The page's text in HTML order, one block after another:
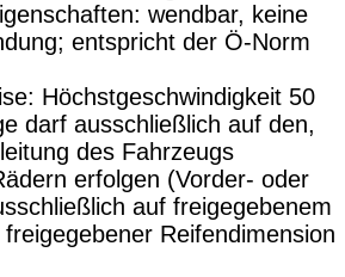
wendbar, keine
entspricht der Ö-Norm
Höchstgeschwindigkeit 50
darf ausschließlich auf den,
des Fahrzeugs
erfolgen (Vorder- oder
auf freigegebenem
Reifendimension